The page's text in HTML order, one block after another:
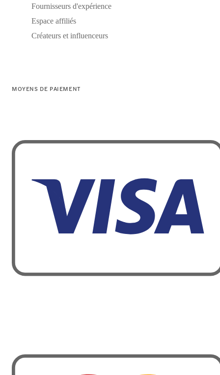
Fournisseurs d'expérience
Espace affiliés
Créateurs et influenceurs
MOYENS DE PAIEMENT